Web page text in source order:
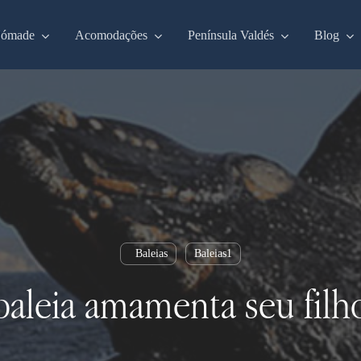
Acomodações Península Valdés Blog
Baleias Baleias1
amamenta seu